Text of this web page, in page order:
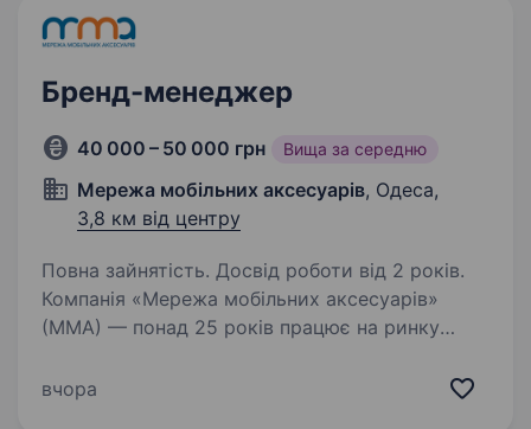
створювати контент,…
Бренд-менеджер
40 000 – 50 000 грн Вища за середню
Мережа мобільних аксесуарів, Одеса,
3,8 км від центру
Повна зайнятість. Досвід роботи від 2 років.
Компанія «Мережа мобільних аксесуарів»
(ММА) — понад 25 років працює на ринку
позиції в галузі, що підтверджує надійність і
вчора